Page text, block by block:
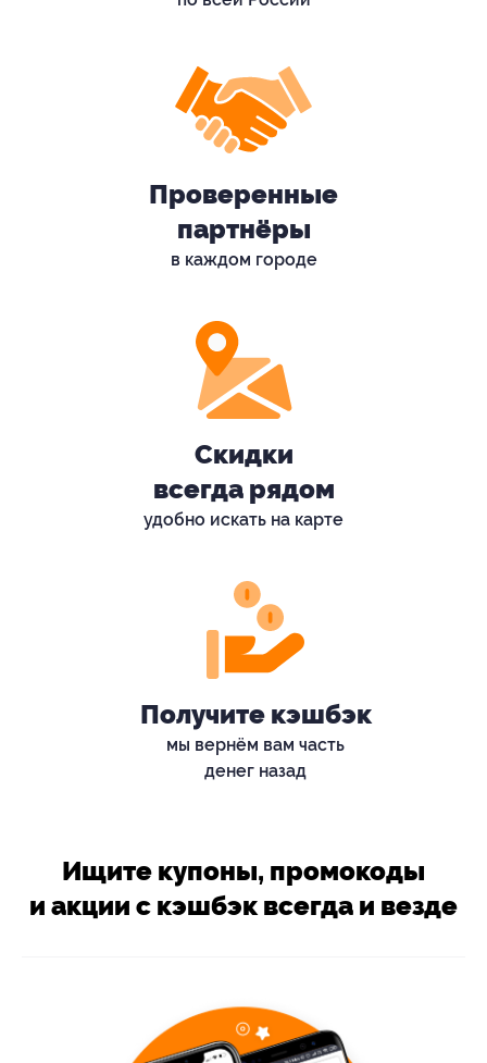
Проверенные
партнёры
в каждом городе
Скидки
всегда рядом
удобно искать на карте
Получите кэшбэк
мы вернём вам часть
денег назад
Ищите купоны, промокоды
и акции с кэшбэк всегда и везде